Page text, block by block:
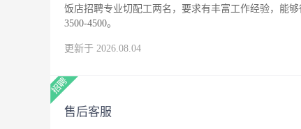
饭店招聘专业切配工两名，要求有丰富工作经验，能
3500-4500。
更新于 2026.08.04
售后客服